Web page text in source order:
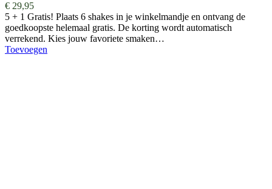
€ 29,95
5 + 1 Gratis! Plaats 6 shakes in je winkelmandje en ontvang de
goedkoopste helemaal gratis. De korting wordt automatisch
verrekend. Kies jouw favoriete smaken…
Toevoegen